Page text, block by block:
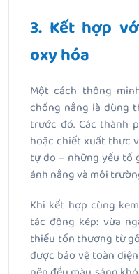
3. Kết hợp
oxy hóa
Một cách thông
chống nắng là dùng
trước đó. Các thành
hoặc chiết xuất thực
tự do – những yếu tố
ánh nắng và môi
Khi kết hợp cùng
tác động kép: vừa
thiểu tổn thương từ
được bảo vệ toàn